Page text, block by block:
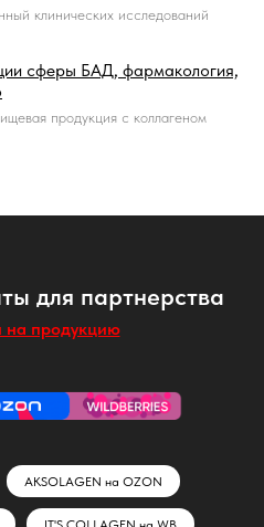
клинических исследований
сферы БАД, фармакология,
продукция с коллагеном
для партнерства
на продукцию
AKSOLAGEN на OZON